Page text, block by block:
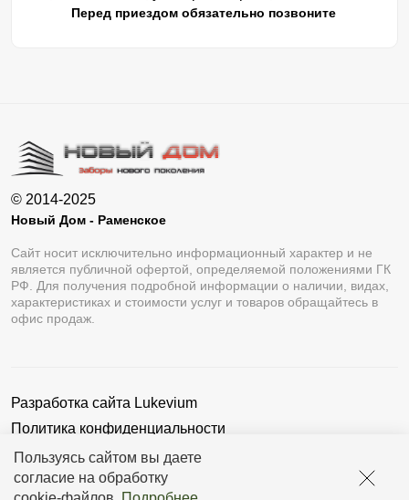
Пользуясь сайтом вы даете
согласие на обработку
Перед приездом обязательно позвоните
© 2014-2025
Новый Дом - Раменское
Сайт носит исключительно информационный характер и не
является публичной офертой, определяемой положениями ГК
РФ. Для получения подробной информации о наличии, видах,
характеристиках и стоимости услуг и товаров обращайтесь в
офис продаж.
Разработка сайта Lukevium
Политика конфиденциальности
Пользовательское соглашение